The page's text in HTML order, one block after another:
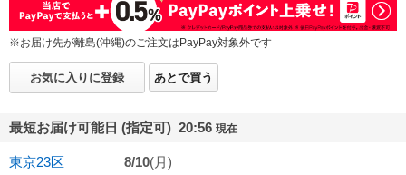
※お届け先が離島(沖縄)のご注文はPayPay対象外です
お気に入りに登録 あとで買う
最短お届け可能日 (指定可) 20:56 現在
東京23区 8/10(月)